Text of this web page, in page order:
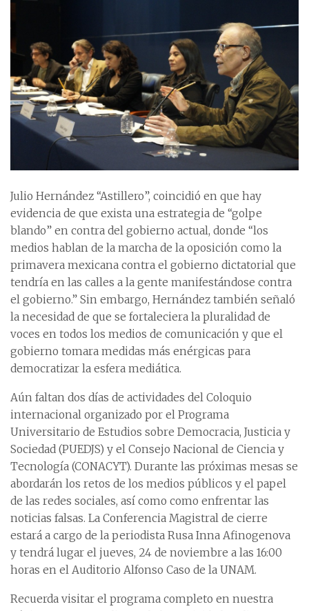
Julio Hernández “Astillero”, coincidió en que hay
evidencia de que exista una estrategia de “golpe
blando” en contra del gobierno actual, donde “los
medios hablan de la marcha de la oposición como la
primavera mexicana contra el gobierno dictatorial que
tendría en las calles a la gente manifestándose contra
el gobierno.” Sin embargo, Hernández también señaló
la necesidad de que se fortaleciera la pluralidad de
voces en todos los medios de comunicación y que el
gobierno tomara medidas más enérgicas para
democratizar la esfera mediática.
Aún faltan dos días de actividades del Coloquio
internacional organizado por el Programa
Universitario de Estudios sobre Democracia, Justicia y
Sociedad (PUEDJS) y el Consejo Nacional de Ciencia y
Tecnología (CONACYT). Durante las próximas mesas se
abordarán los retos de los medios públicos y el papel
de las redes sociales, así como como enfrentar las
noticias falsas. La Conferencia Magistral de cierre
estará a cargo de la periodista Rusa Inna Afinogenova
y tendrá lugar el jueves, 24 de noviembre a las 16:00
horas en el Auditorio Alfonso Caso de la UNAM.
Recuerda visitar el programa completo en nuestra